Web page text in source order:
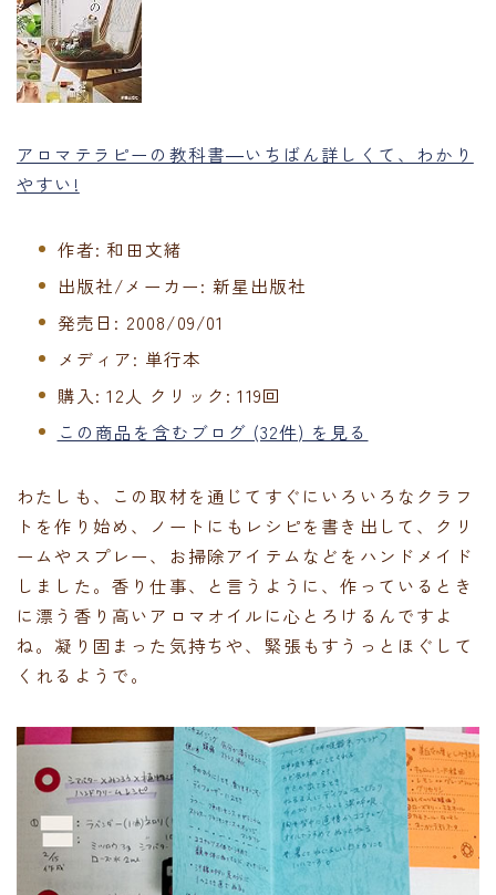
アロマテラピーの教科書―いちばん詳しくて、わかり
やすい!
作者: 和田文緒
出版社/メーカー: 新星出版社
発売日: 2008/09/01
メディア: 単行本
購入 : 12人 クリック : 119回
この商品を含むブログ (32件) を見る
わたしも、この取材を通じてすぐにいろいろなクラフ
トを作り始め、ノートにもレシピを書き出して、クリ
ームやスプレー、お掃除アイテムなどをハンドメイド
しました。香り仕事、と言うように、作っているとき
に漂う香り高いアロマオイルに心とろけるんですよ
ね。凝り固まった気持ちや、緊張もすうっとほぐして
くれるようで。